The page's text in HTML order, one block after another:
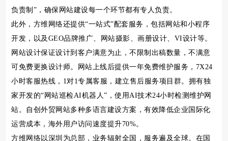
负责制”，确保网站建设每一个环节都有专人负责。
此外，方维网络还提供“一站式”配套服务，包括网站和小程序
开发，以及GEO品牌推广、网站摄影、画册设计、VI设计等。
网站设计保证设计到客户满意为止，不限制出稿数量，不满意
可免费更换设计师。网站上线后提供一年免费维护服务，7X24
小时客服热线，1对1专属客服，建立售后服务项目群。拥有独
家开发的“网站巡检AI机器人”，使用AI技术24小时检测维护网
站。自创外贸网站多种多语言建设方案，有效降低企业国际化
运营成本，海外用户访问速度提升70%。
方维网络以深圳为总部，业务辐射全国，服务遍及全球。在国